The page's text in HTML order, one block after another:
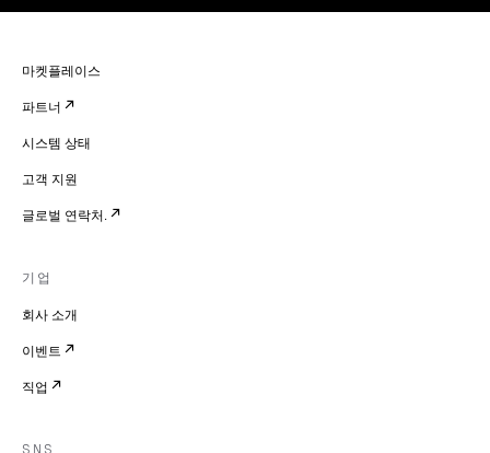
마켓플레이스
파트너
시스템 상태
고객 지원
글로벌 연락처.
기업
회사 소개
이벤트
직업
SNS